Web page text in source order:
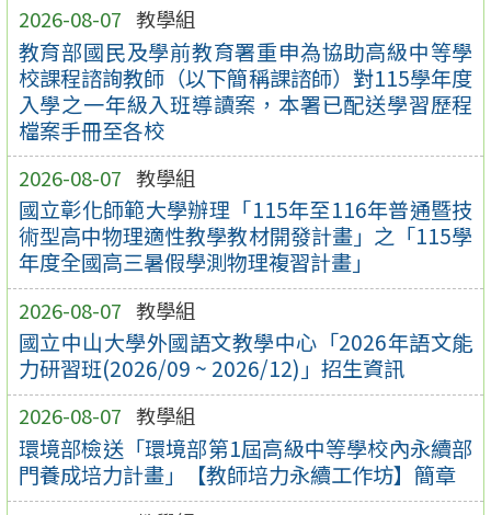
2026-08-07 教學組
教育部國民及學前教育署重申為協助高級中等學
校課程諮詢教師（以下簡稱課諮師）對115學年度
入學之一年級入班導讀案，本署已配送學習歷程
檔案手冊至各校
2026-08-07 教學組
國立彰化師範大學辦理「115年至116年普通暨技
術型高中物理適性教學教材開發計畫」之「115學
年度全國高三暑假學測物理複習計畫」
2026-08-07 教學組
國立中山大學外國語文教學中心「2026年語文能
力研習班(2026/09 ~ 2026/12)」招生資訊
2026-08-07 教學組
環境部檢送「環境部第1屆高級中等學校內永續部
門養成培力計畫」【教師培力永續工作坊】簡章